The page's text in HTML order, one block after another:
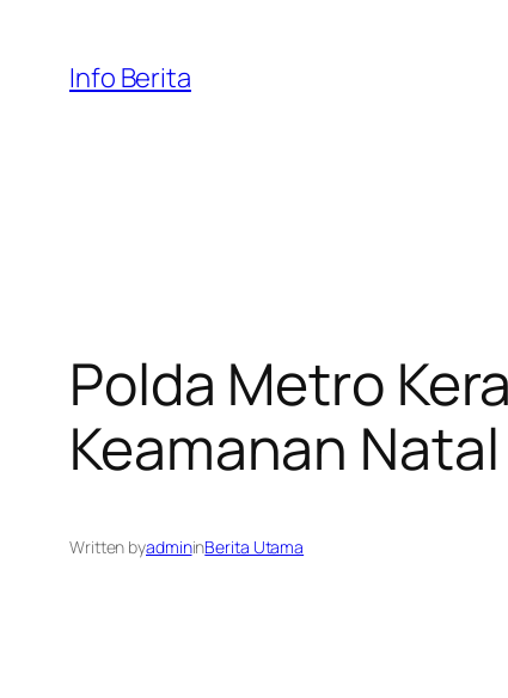
content
Info Berita
Polda Metro
Keamanan Natal
Written byadmininBerita Utama